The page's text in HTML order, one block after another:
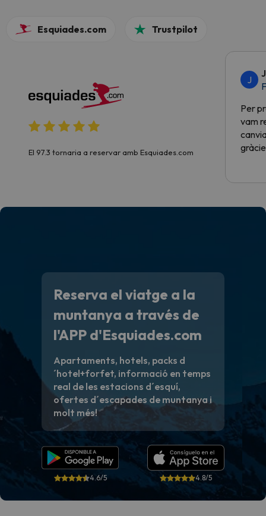
Esquiades.com Trustpilot
El 97.3 tornaria a reservar amb Esquiades.com
J
Per
vam
Reserva el viatge a la
muntanya a través de
l'APP d'Esquiades.com
Apartaments, hotels, packs d
´hotel+forfet, informació en temps
real de les estacions d´esquí,
ofertes d´escapades de muntanya i
molt més!
4.6/5 4.8/5